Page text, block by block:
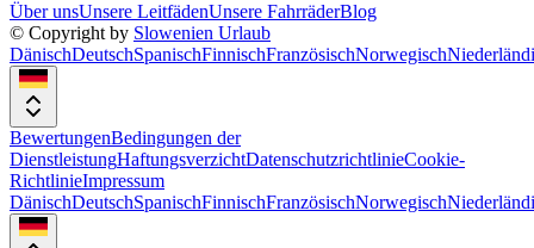
Über unsUnsere LeitfädenUnsere FahrräderBlog
© Copyright by Slowenien Urlaub
DänischDeutschSpanischFinnischFranzösischNorwegisch
BewertungenBedingungen der
DienstleistungHaftungsverzichtDatenschutzrichtlinieCookie-
RichtlinieImpressum
DänischDeutschSpanischFinnischFranzösischNorwegisch